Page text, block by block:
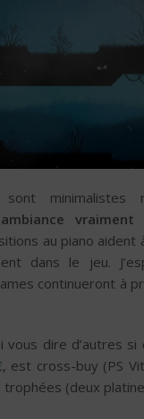
sont minimalistes
vraiment
au piano aident
dans le jeu.
continueront à
vous dire d’autres
, est cross-buy (PS
(deux